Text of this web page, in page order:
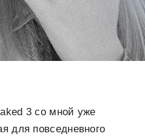
3 со мной уже
для повседневного